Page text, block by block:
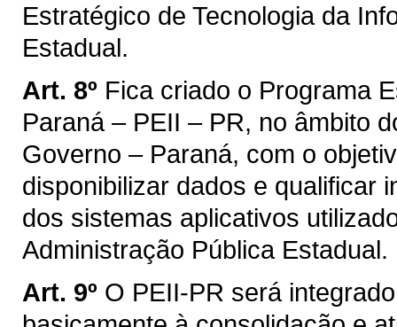
Estratégico de Tecnologia da
Estadual.
Art. 8º Fica criado o Programa
Paraná – PEII – PR, no âmbito
Governo – Paraná, com o
disponibilizar dados e qualificar
dos sistemas aplicativos
Administração Pública Estadual.
Art. 9º O PEII-PR será